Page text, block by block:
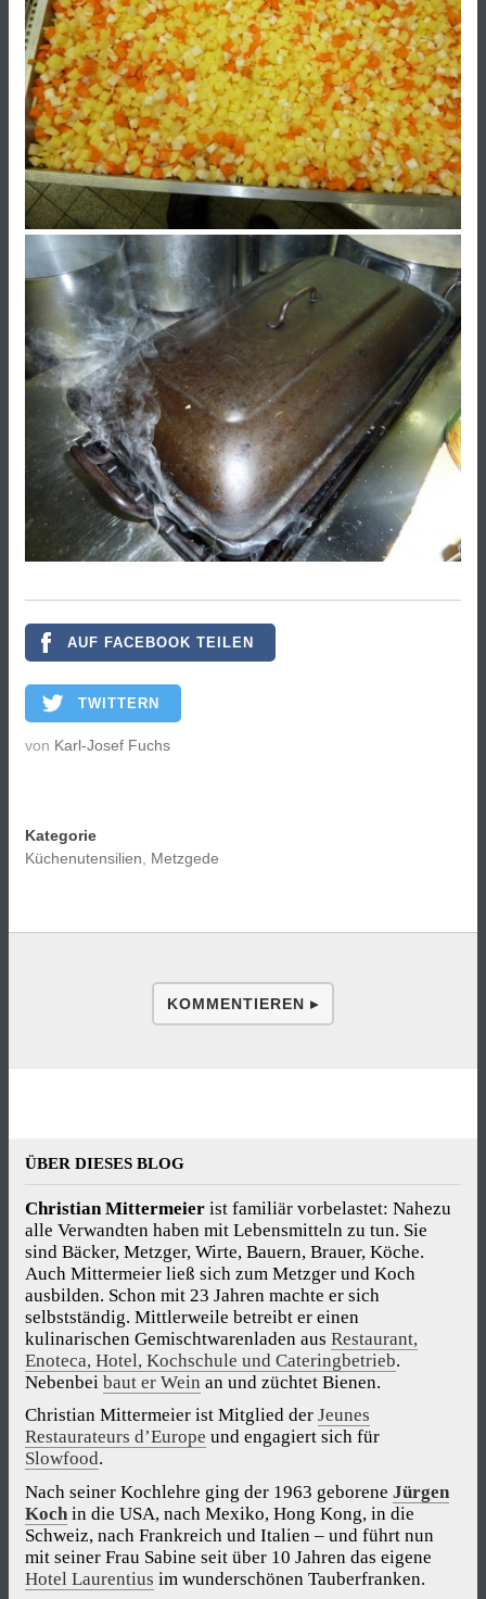
AUF FACEBOOK TEILEN
TWITTERN
von Karl-Josef Fuchs
Kategorie
Küchenutensilien, Metzgede
KOMMENTIEREN ▸
ÜBER DIESES BLOG
Christian Mittermeier ist familiär vorbelastet: Nahezu
alle Verwandten haben mit Lebensmitteln zu tun. Sie
sind Bäcker, Metzger, Wirte, Bauern, Brauer, Köche.
Auch Mittermeier ließ sich zum Metzger und Koch
ausbilden. Schon mit 23 Jahren machte er sich
selbstständig. Mittlerweile betreibt er einen
kulinarischen Gemischtwarenladen aus Restaurant,
Enoteca, Hotel, Kochschule und Cateringbetrieb.
Nebenbei baut er Wein an und züchtet Bienen.
Christian Mittermeier ist Mitglied der Jeunes
Restaurateurs d’Europe und engagiert sich für
Slowfood.
Nach seiner Kochlehre ging der 1963 geborene Jürgen
Koch in die USA, nach Mexiko, Hong Kong, in die
Schweiz, nach Frankreich und Italien – und führt nun
mit seiner Frau Sabine seit über 10 Jahren das eigene
Hotel Laurentius im wunderschönen Tauberfranken.